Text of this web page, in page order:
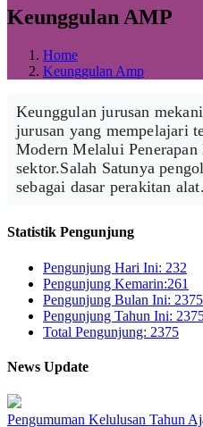
Keunggulan AMP
Home
Keunggulan Amp
Keunggulan jurusan
jurusan yang mempelajari
Modern Melalui
sektor.Salah Satunya
sebagai dasar perakitan alat.
Statistik Pengunjung
Pengunjung Hari Ini: 232
Pengunjung Kemarin:261
Pengunjung Bulan Ini: 2375
Pengunjung Tahun Ini:
Total Pengunjung: 2375
News Update
Pengumuman Kelulusan Tahun